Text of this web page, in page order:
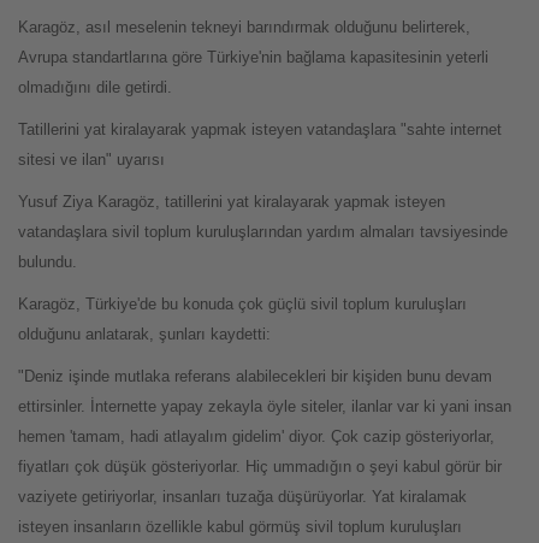
Karagöz, asıl meselenin tekneyi barındırmak olduğunu belirterek,
Avrupa standartlarına göre Türkiye'nin bağlama kapasitesinin yeterli
olmadığını dile getirdi.
Tatillerini yat kiralayarak yapmak isteyen vatandaşlara "sahte internet
sitesi ve ilan" uyarısı
Yusuf Ziya Karagöz, tatillerini yat kiralayarak yapmak isteyen
vatandaşlara sivil toplum kuruluşlarından yardım almaları tavsiyesinde
bulundu.
Karagöz, Türkiye'de bu konuda çok güçlü sivil toplum kuruluşları
olduğunu anlatarak, şunları kaydetti:
"Deniz işinde mutlaka referans alabilecekleri bir kişiden bunu devam
ettirsinler. İnternette yapay zekayla öyle siteler, ilanlar var ki yani insan
hemen 'tamam, hadi atlayalım gidelim' diyor. Çok cazip gösteriyorlar,
fiyatları çok düşük gösteriyorlar. Hiç ummadığın o şeyi kabul görür bir
vaziyete getiriyorlar, insanları tuzağa düşürüyorlar. Yat kiralamak
isteyen insanların özellikle kabul görmüş sivil toplum kuruluşları